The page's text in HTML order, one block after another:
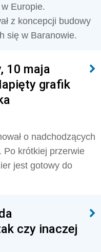
Europie.
z koncepcji budowy
się w Baranowie.
10 maja
grafik
o nadchodzących
Po krótkiej przerwie
jest gotowy do
czy inaczej